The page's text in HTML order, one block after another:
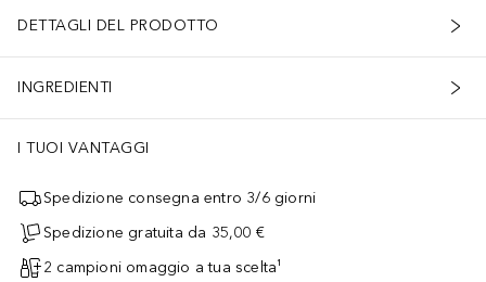
DETTAGLI DEL PRODOTTO
INGREDIENTI
I TUOI VANTAGGI
Spedizione consegna entro 3/6 giorni
Spedizione gratuita da 35,00 €
2 campioni omaggio a tua scelta¹